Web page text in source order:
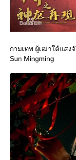
กามเทพ ผู้เฒ่าใต้แสง
Sun Mingming